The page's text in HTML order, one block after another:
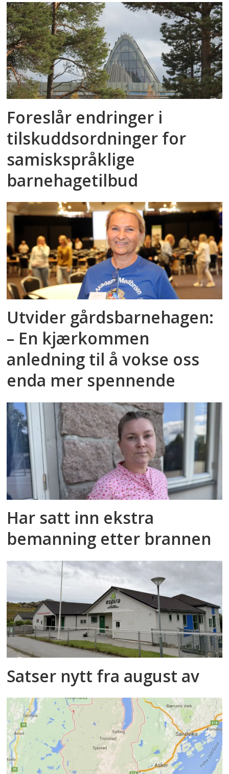
Foreslår endringer i
tilskuddsordninger for
samiskspråklige
barnehagetilbud
Utvider gårdsbarnehagen:
– En kjærkommen
anledning til å vokse oss
enda mer spennende
Har satt inn ekstra
bemanning etter brannen
Satser nytt fra august av